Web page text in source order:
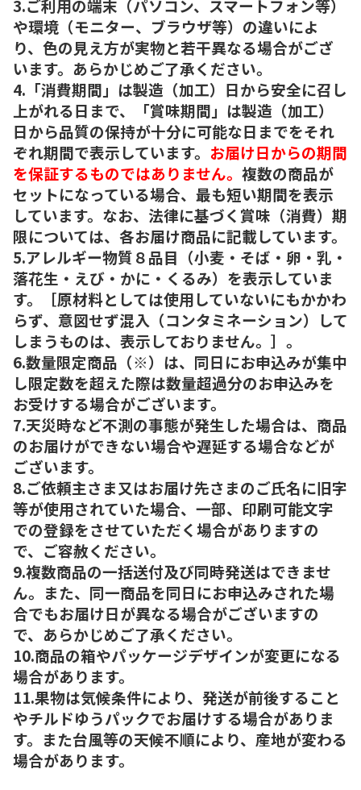
3.ご利用の端末（パソコン、スマートフォン等）
や環境（モニター、ブラウザ等）の違いによ
り、色の見え方が実物と若干異なる場合がござ
います。あらかじめご了承ください。
4.「消費期間」は製造（加工）日から安全に召し
上がれる日まで、「賞味期間」は製造（加工）
日から品質の保持が十分に可能な日までをそれ
ぞれ期間で表示しています。 お届け日からの期間
を保証するものではありません。 複数の商品が
セットになっている場合、最も短い期間を表示
しています。なお、法律に基づく賞味（消費）期
限については、各お届け商品に記載しています。
5.アレルギー物質８品目（小麦・そば・卵・乳・
落花生・えび・かに・くるみ）を表示していま
す。［原材料としては使用していないにもかかわ
らず、意図せず混入（コンタミネーション）して
しまうものは、表示しておりません。］。
6.数量限定商品（※）は、同日にお申込みが集中
し限定数を超えた際は数量超過分のお申込みを
お受けする場合がございます。
7.天災時など不測の事態が発生した場合は、商品
のお届けができない場合や遅延する場合などが
ございます。
8.ご依頼主さま又はお届け先さまのご氏名に旧字
等が使用されていた場合、一部、印刷可能文字
での登録をさせていただく場合がありますの
で、ご容赦ください。
9.複数商品の一括送付及び同時発送はできませ
ん。また、同一商品を同日にお申込みされた場
合でもお届け日が異なる場合がございますの
で、あらかじめご了承ください。
10.商品の箱やパッケージデザインが変更になる
場合があります。
11.果物は気候条件により、発送が前後すること
やチルドゆうパックでお届けする場合がありま
す。また台風等の天候不順により、産地が変わる
場合があります。